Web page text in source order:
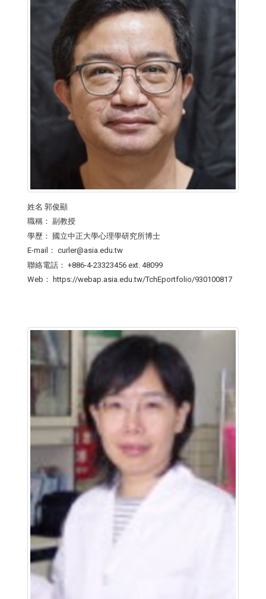
姓名 郭俊顯
職稱： 副教授
學歷：
國立中正大學心理學研究所博士
E-mail： curler@asia.edu.tw
聯絡電話： +886-4-23323456 ext. 48099
Web：
https://webap.asia.edu.tw/TchEportfolio/930100817